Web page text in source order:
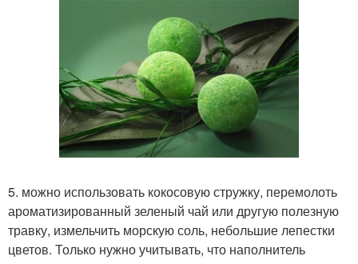
5. можно использовать кокосовую стружку, перемолоть
ароматизированный зеленый чай или другую полезную
травку, измельчить морскую соль, небольшие лепестки
цветов. Только нужно учитывать, что наполнитель